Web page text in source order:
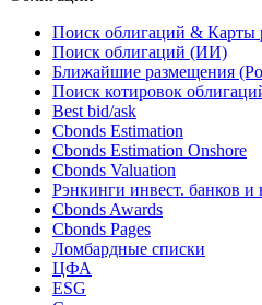
*** ***
Облигации
Поиск облигаций & Карты
Поиск облигаций (ИИ)
Ближайшие размещения
Поиск котировок облигаций
Best bid/ask
Cbonds Estimation
Cbonds Estimation Onshore
Cbonds Valuation
Рэнкинги инвест. банков и
Cbonds Awards